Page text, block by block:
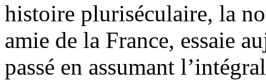
histoire pluriséculaire, la
amie de la France, essaie
passé en assumant